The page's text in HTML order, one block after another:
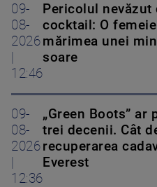
09-
08-
2026
|
12:46
Pericolul nevăzut
cocktail: O
mărimea unei
soare
09-
08-
2026
|
12:36
„Green Boots”
trei decenii. Cât
recuperarea
Everest